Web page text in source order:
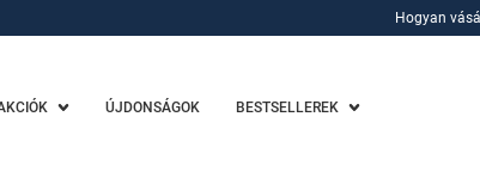
Hogyan
ÚJDONSÁGOK BESTSELLEREK